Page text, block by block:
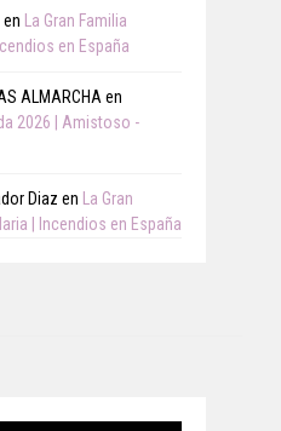
en
La Gran Familia
en España
ALMARCHA en
2026 | Amistoso -
Diaz en
La Gran
| Incendios en España